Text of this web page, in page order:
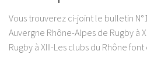
Vous trouverez ci-joint le bulletin
Auvergne Rhône-Alpes de Rugby à
Rugby à XIII-Les clubs du Rhône